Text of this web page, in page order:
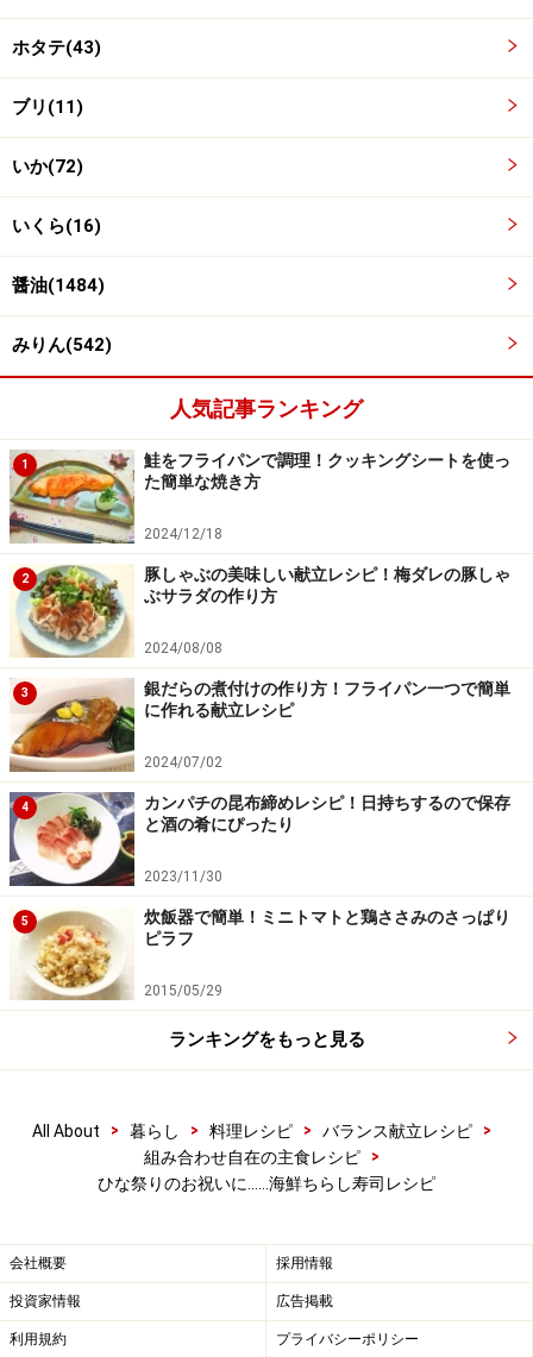
2
材料を炒め煮にする
鍋にサラダ油を熱し、たけのこ、にんじん、レンコン、
ます。その後、汁気がなくなるまでしっかりと炒めまし
炒めたら、粗熱をとっておきます
米をとぎ、規定量より若干少なめの水を加えて炊きま
おきます
ホタテ(43)
ブリ(11)
いか(72)
いくら(16)
醤油(1484)
みりん(542)
人気記事ランキング
1
鮭をフライパンで調理！クッキングシートを使っ
た簡単な焼き方
2024/12/18
2
豚しゃぶの美味しい献立レシピ！梅ダレの豚しゃ
ぶサラダの作り方
2024/08/08
3
銀だらの煮付けの作り方！フライパン一つで簡単
に作れる献立レシピ
2024/07/02
4
カンパチの昆布締めレシピ！日持ちするので保存
と酒の肴にぴったり
2023/11/30
5
炊飯器で簡単！ミニトマトと鶏ささみのさっぱり
ピラフ
2015/05/29
ランキングをもっと見る
All About > 暮らし > 料理レシピ > バランス献立レシピ
>
組み合わせ自在の主食レシピ
>
ひな祭りのお祝いに……海鮮ちらし寿司レシピ
会社概要 採用情報
投資家情報 広告掲載
利用規約 プライバシーポリシー